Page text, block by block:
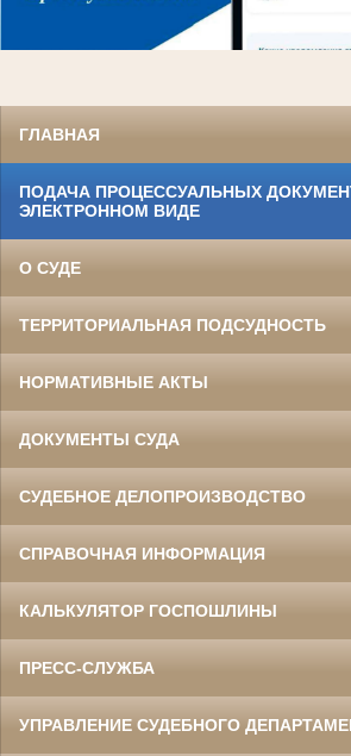
ГЛАВНАЯ
ПОДАЧА ПРОЦЕССУАЛЬНЫХ
ЭЛЕКТРОННОМ ВИДЕ
О СУДЕ
ТЕРРИТОРИАЛЬНАЯ ПОДСУДНОСТЬ
НОРМАТИВНЫЕ АКТЫ
ДОКУМЕНТЫ СУДА
СУДЕБНОЕ ДЕЛОПРОИЗВОДСТВО
СПРАВОЧНАЯ ИНФОРМАЦИЯ
КАЛЬКУЛЯТОР ГОСПОШЛИНЫ
ПРЕСС-СЛУЖБА
УПРАВЛЕНИЕ СУДЕБНОГО